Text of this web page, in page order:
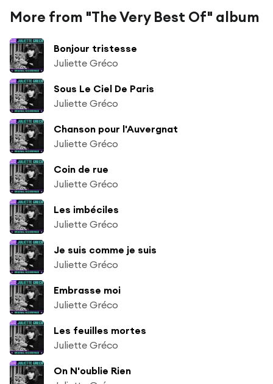
More from "The Very Best Of" album
Bonjour tristesse
Juliette Gréco
Sous Le Ciel De Paris
Juliette Gréco
Chanson pour l'Auvergnat
Juliette Gréco
Coin de rue
Juliette Gréco
Les imbéciles
Juliette Gréco
Je suis comme je suis
Juliette Gréco
Embrasse moi
Juliette Gréco
Les feuilles mortes
Juliette Gréco
On N'oublie Rien